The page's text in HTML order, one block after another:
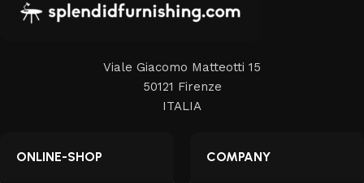
Viale Giacomo Matteotti 15
50121 Firenze
ITALIA
ONLINE-SHOP COMPANY